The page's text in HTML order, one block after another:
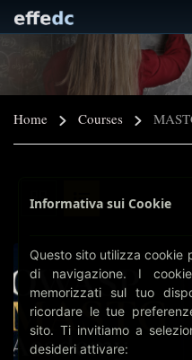
Home Courses
Informativa sui Cookie
Questo sito utilizza cookie
di navigazione. I
memorizzati sul tuo
ricordare le tue
sito. Ti invitiamo a
desideri attivare: